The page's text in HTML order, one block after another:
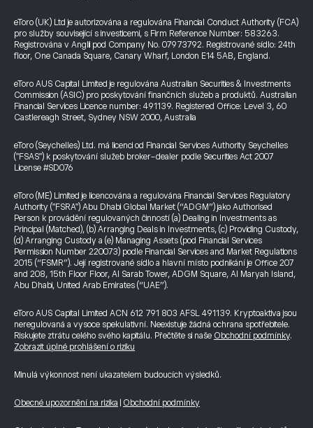
eToro (UK) Ltd je autorizována a regulována Financial Conduct Authority (FCA)
pro služby související s investicemi, s Firm Reference Number: 583263.
Registrována v Anglii pod Company No. 07973792. Registrované sídlo: 24th
floor, One Canada Square, Canary Wharf, London E14 5AB, England.
eToro AUS Capital Limited je regulována Australian Securities & Investments
Commission (ASIC) pro poskytování finančních služeb a produktů. Australian
Financial Services Licence number: 491139. Registered Office: Level 3, 60
Castlereagh Street, Sydney NSW 2000, Australia
eToro (Seychelles) Ltd. má licenci od Financial Services Authority Seychelles
("FSAS") k poskytování služeb broker-dealer podle Securities Act 2007
License #SD076
eToro (ME) Limited je licencována a regulována Financial Services Regulatory
Authority ("FSRA") Abu Dhabi Global Market (“ADGM”) jako Authorised
Person k provádění regulovaných činností (a) Dealing in Investments as
Principal (Matched), (b) Arranging Deals in Investments, (c) Providing Custody,
(d) Arranging Custody a (e) Managing Assets (pod Financial Services
Permission Number 220073) podle Financial Services and Market Regulations
2015 (“FSMR”). Její registrované sídlo a hlavní místo podnikání je Office 207
and 208, 15th Floor Floor, Al Sarab Tower, ADGM Square, Al Maryah Island,
Abu Dhabi, United Arab Emirates (“UAE”).
eToro AUS Capital Limited ACN 612 791 803 AFSL 491139. Kryptoaktiva jsou
neregulovaná a vysoce spekulativní. Neexistuje žádná ochrana spotřebitele.
Riskujete ztrátu celého svého kapitálu. Přečtěte si naše Obchodní podmínky.
Zobrazit úplné prohlášení o riziku
Minulá výkonnost není ukazatelem budoucích výsledků.
Obecné upozornění na rizika Obchodní podmínky